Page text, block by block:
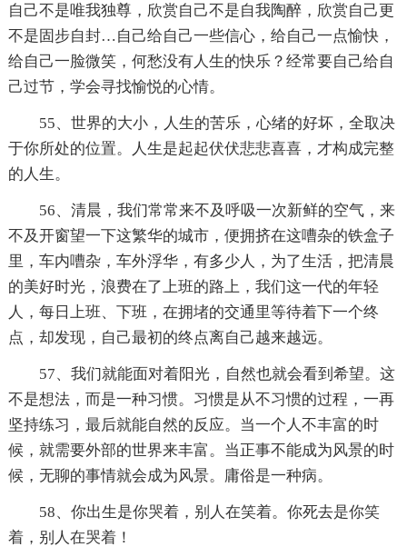
自己不是唯我独尊，欣赏自己不是自我陶醉，欣赏自己更
不是固步自封…自己给自己一些信心，给自己一点愉快，
给自己一脸微笑，何愁没有人生的快乐？经常要自己给自
己过节，学会寻找愉悦的心情。
55、世界的大小，人生的苦乐，心绪的好坏，全取决
于你所处的位置。人生是起起伏伏悲悲喜喜，才构成完整
的人生。
56、清晨，我们常常来不及呼吸一次新鲜的空气，来
不及开窗望一下这繁华的城市，便拥挤在这嘈杂的铁盒子
里，车内嘈杂，车外浮华，有多少人，为了生活，把清晨
的美好时光，浪费在了上班的路上，我们这一代的年轻
人，每日上班、下班，在拥堵的交通里等待着下一个终
点，却发现，自己最初的终点离自己越来越远。
57、我们就能面对着阳光，自然也就会看到希望。这
不是想法，而是一种习惯。习惯是从不习惯的过程，一再
坚持练习，最后就能自然的反应。当一个人不丰富的时
候，就需要外部的世界来丰富。当正事不能成为风景的时
候，无聊的事情就会成为风景。庸俗是一种病。
58、你出生是你哭着，别人在笑着。你死去是你笑
着，别人在哭着！